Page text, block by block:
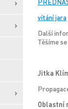
vítání jara
Další
Těšíme
Jitka
Oblastní